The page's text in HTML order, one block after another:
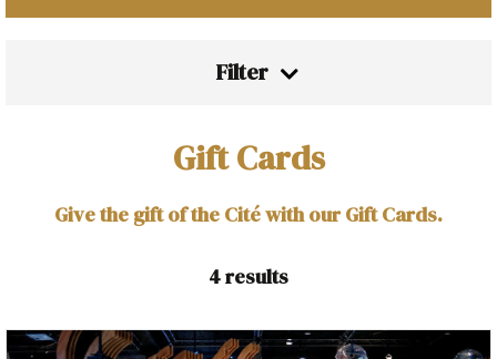
Filter
Gift Cards
Give the gift of the Cité with our Gift Cards.
4results